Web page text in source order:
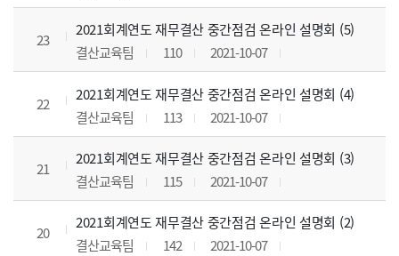
23
2021회계연도 재무결산 중간점검 온라인 설명회 (5)
결산교육팀
110 2021-10-07
22
2021회계연도 재무결산 중간점검 온라인 설명회 (4)
결산교육팀
113 2021-10-07
21
2021회계연도 재무결산 중간점검 온라인 설명회 (3)
결산교육팀
115 2021-10-07
20
2021회계연도 재무결산 중간점검 온라인 설명회 (2)
결산교육팀
142 2021-10-07